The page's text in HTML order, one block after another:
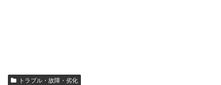
トラブル・故障・劣化